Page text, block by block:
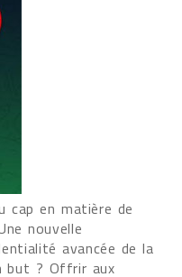
cap en matière de
nouvelle
avancée de la
but ? Offrir aux